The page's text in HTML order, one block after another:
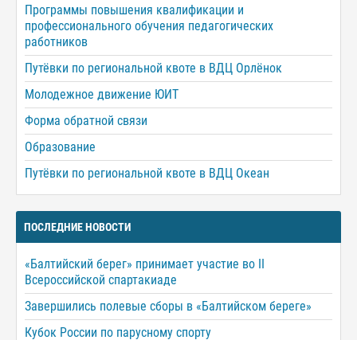
Программы повышения квалификации и
профессионального обучения педагогических
работников
Путёвки по региональной квоте в ВДЦ Орлёнок
Молодежное движение ЮИТ
Форма обратной связи
Образование
Путёвки по региональной квоте в ВДЦ Океан
ПОСЛЕДНИЕ НОВОСТИ
«Балтийский берег» принимает участие во II
Всероссийской спартакиаде
Завершились полевые сборы в «Балтийском береге»
Кубок России по парусному спорту